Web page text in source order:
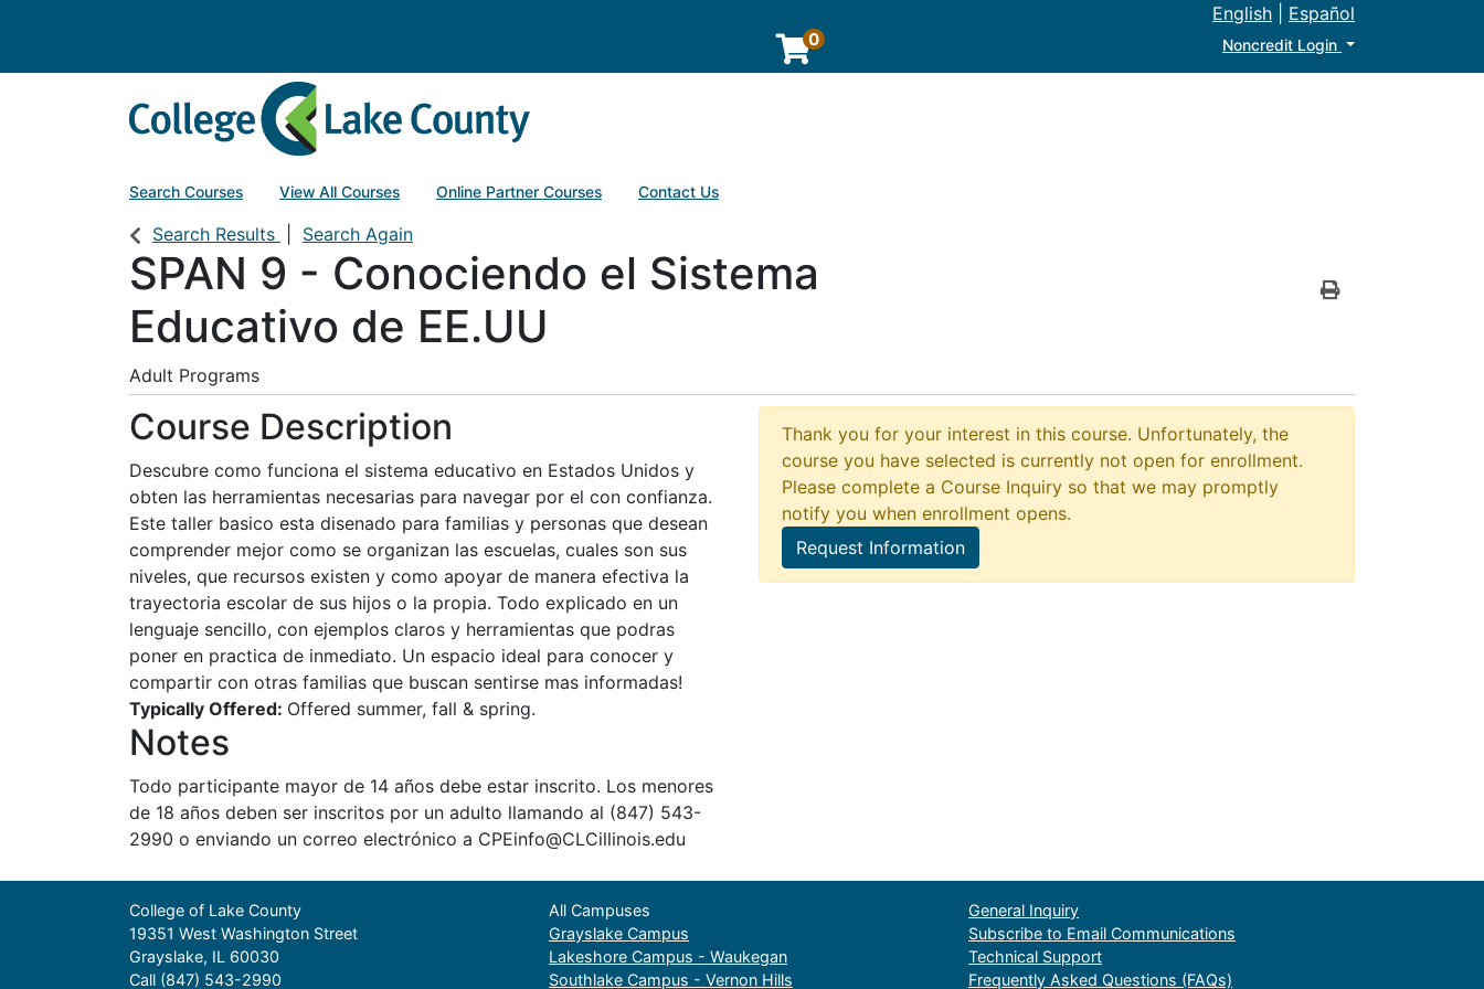
English Español
0 Noncredit Login Menu
College of Lake County
Search Courses View All Courses Online Partner Courses Contact Us
Search Results Search Again
SPAN 9 - Conociendo el Sistema
Educativo de EE.UU
Adult Programs
Course Description
Descubre como funciona el sistema educativo en Estados Unidos y
obten las herramientas necesarias para navegar por el con confianza.
Este taller basico esta disenado para familias y personas que desean
comprender mejor como se organizan las escuelas, cuales son sus
niveles, que recursos existen y como apoyar de manera efectiva la
trayectoria escolar de sus hijos o la propia. Todo explicado en un
lenguaje sencillo, con ejemplos claros y herramientas que podras
poner en practica de inmediato. Un espacio ideal para conocer y
compartir con otras familias que buscan sentirse mas informadas!
Typically Offered: Offered summer, fall & spring.
Notes
Todo participante mayor de 14 años debe estar inscrito. Los menores
de 18 años deben ser inscritos por un adulto llamando al (847) 543-
2990 o enviando un correo electrónico a CPEinfo@CLCillinois.edu
Thank you for your interest in this course. Unfortunately, the
course you have selected is currently not open for enrollment.
Please complete a Course Inquiry so that we may promptly
notify you when enrollment opens.
Request Information
College of Lake County
19351 West Washington Street
Grayslake, IL 60030
Call (847) 543-2990
All Campuses
Grayslake Campus
Lakeshore Campus - Waukegan
Southlake Campus - Vernon Hills
General Inquiry
Subscribe to Email Communications
Technical Support
Frequently Asked Questions (FAQs)